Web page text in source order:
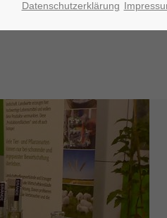
Datenschutzerklärung